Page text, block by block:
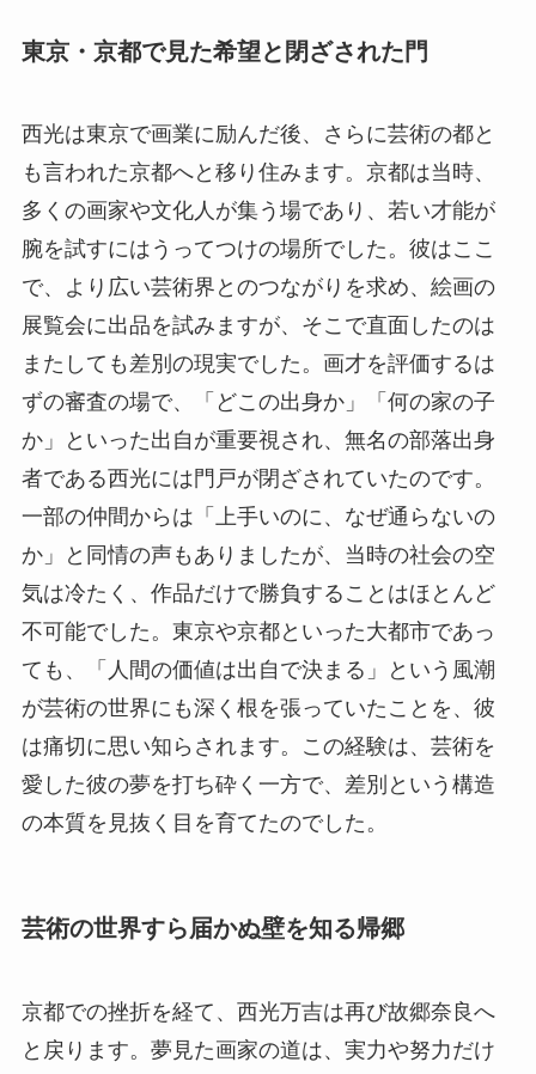
東京・京都で見た希望と閉ざされた門
西光は東京で画業に励んだ後、さらに芸術の都と
も言われた京都へと移り住みます。京都は当時、
多くの画家や文化人が集う場であり、若い才能が
腕を試すにはうってつけの場所でした。彼はここ
で、より広い芸術界とのつながりを求め、絵画の
展覧会に出品を試みますが、そこで直面したのは
またしても差別の現実でした。画才を評価するは
ずの審査の場で、「どこの出身か」「何の家の子
か」といった出自が重要視され、無名の部落出身
者である西光には門戸が閉ざされていたのです。
一部の仲間からは「上手いのに、なぜ通らないの
か」と同情の声もありましたが、当時の社会の空
気は冷たく、作品だけで勝負することはほとんど
不可能でした。東京や京都といった大都市であっ
ても、「人間の価値は出自で決まる」という風潮
が芸術の世界にも深く根を張っていたことを、彼
は痛切に思い知らされます。この経験は、芸術を
愛した彼の夢を打ち砕く一方で、差別という構造
の本質を見抜く目を育てたのでした。
芸術の世界すら届かぬ壁を知る帰郷
京都での挫折を経て、西光万吉は再び故郷奈良へ
と戻ります。夢見た画家の道は、実力や努力だけ